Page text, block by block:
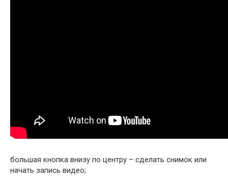
большая кнопка внизу по центру – сделать снимок или
начать запись видео;